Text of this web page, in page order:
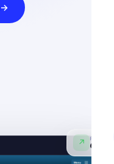
↗ ROAS
6.3×